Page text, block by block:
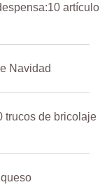
artículo
Navidad
trucos de bricolaje